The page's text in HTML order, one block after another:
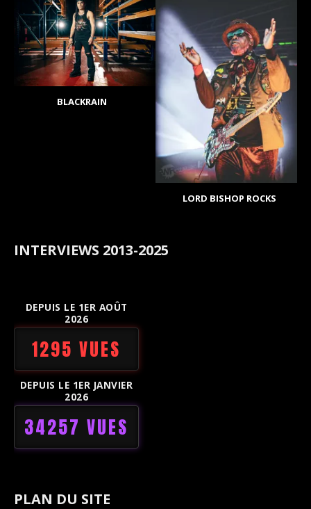
BLACKRAIN
LORD BISHOP ROCKS
INTERVIEWS 2013-2025
DEPUIS LE 1ER AOÛT
2026
1295 VUES
DEPUIS LE 1ER JANVIER
2026
34257 VUES
PLAN DU SITE